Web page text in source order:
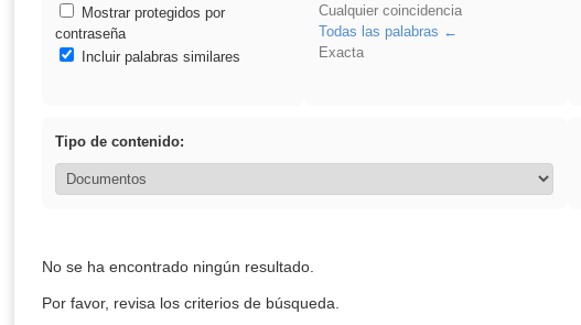
Mostrar protegidos por
contraseña
Incluir palabras similares
Cualquier coincidencia
Todas las palabras
Exacta
Tipo de contenido:
No se ha encontrado ningún resultado.
Por favor, revisa los criterios de búsqueda.